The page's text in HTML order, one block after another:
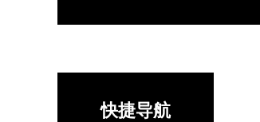
快捷导航